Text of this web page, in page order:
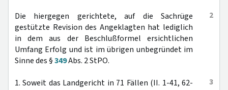
2
Die hiergegen gerichtete, auf die Sachrüge
gestützte Revision des Angeklagten hat lediglich
in dem aus der Beschlußformel ersichtlichen
Umfang Erfolg und ist im übrigen unbegründet im
Sinne des §349Abs. 2 StPO.
3
1. Soweit das Landgericht in 71 Fällen (II. 1-41, 62-